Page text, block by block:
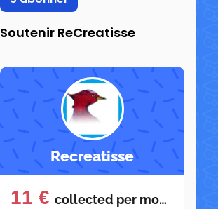
Soutenir ReCreatisse
Recreatisse
11 € collected per month